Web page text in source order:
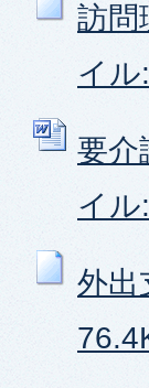
訪問
イ
要介
イ
外出